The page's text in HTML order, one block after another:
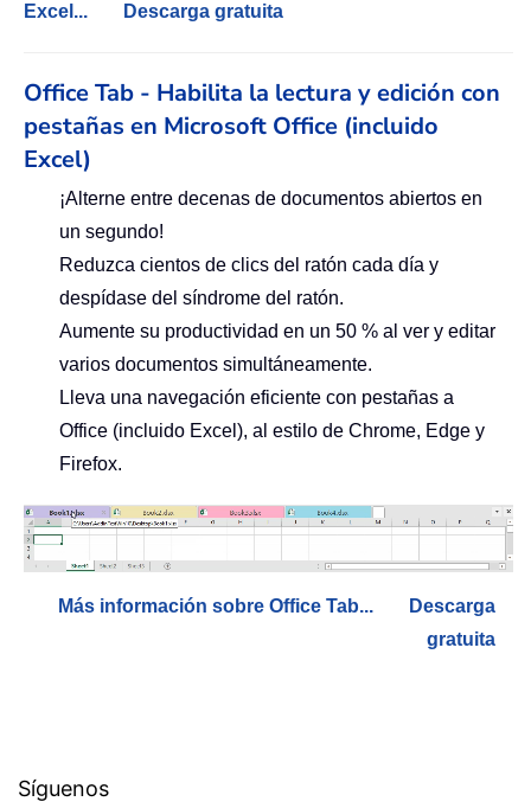
Excel...
Descarga gratuita
Office Tab - Habilita la lectura y edición con
pestañas en Microsoft Office (incluido
Excel)
¡Alterne entre decenas de documentos abiertos en
un segundo!
Reduzca cientos de clics del ratón cada día y
despídase del síndrome del ratón.
Aumente su productividad en un 50 % al ver y editar
varios documentos simultáneamente.
Lleva una navegación eficiente con pestañas a
Office (incluido Excel), al estilo de Chrome, Edge y
Firefox.
Más información sobre Office Tab...
Descarga
gratuita
Síguenos